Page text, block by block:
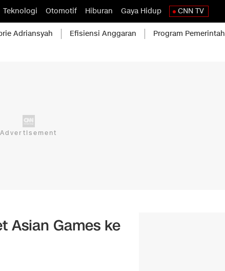
Teknologi Otomotif Hiburan Gaya Hidup CNN TV
Adriansyah Efisiensi Anggaran Program Pemerintah
Asian Games ke